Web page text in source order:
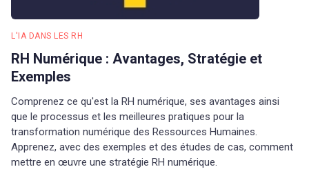
L'IA DANS LES RH
RH Numérique : Avantages, Stratégie et
Exemples
Comprenez ce qu'est la RH numérique, ses avantages ainsi
que le processus et les meilleures pratiques pour la
transformation numérique des Ressources Humaines.
Apprenez, avec des exemples et des études de cas, comment
mettre en œuvre une stratégie RH numérique.